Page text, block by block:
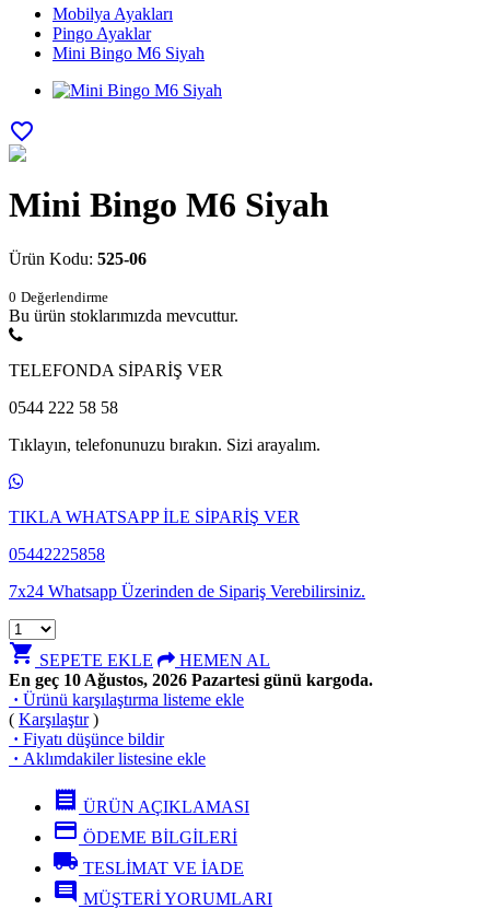
Mobilya Ayakları
Pingo Ayaklar
Mini Bingo M6 Siyah
favorite_border
Mini Bingo M6 Siyah
Ürün Kodu: 525-06
0 Değerlendirme
Bu ürün stoklarımızda mevcuttur.
TELEFONDA SİPARİŞ VER
0544 222 58 58
Tıklayın, telefonunuzu bırakın. Sizi arayalım.
TIKLA WHATSAPP İLE SİPARİŞ VER
05442225858
7x24 Whatsapp Üzerinden de Sipariş Verebilirsiniz.
shopping_cart SEPETE EKLE
HEMEN AL
En geç 10 Ağustos, 2026 Pazartesi günü kargoda.
· Ürünü karşılaştırma listeme ekle
( Karşılaştır)
· Fiyatı düşünce bildir
· Aklımdakiler listesine ekle
receipt ÜRÜN AÇIKLAMASI
credit_card ÖDEME BİLGİLERİ
local_shipping TESLİMAT VE İADE
comment MÜŞTERİ YORUMLARI